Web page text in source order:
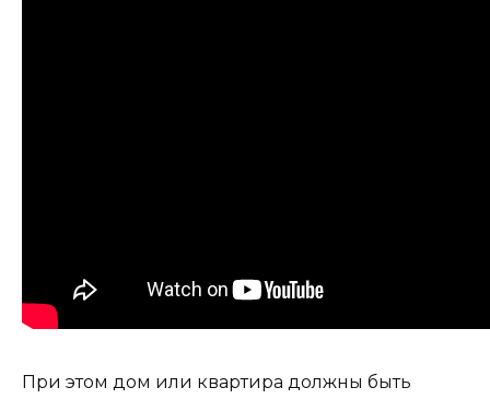
При этом дом или квартира должны быть